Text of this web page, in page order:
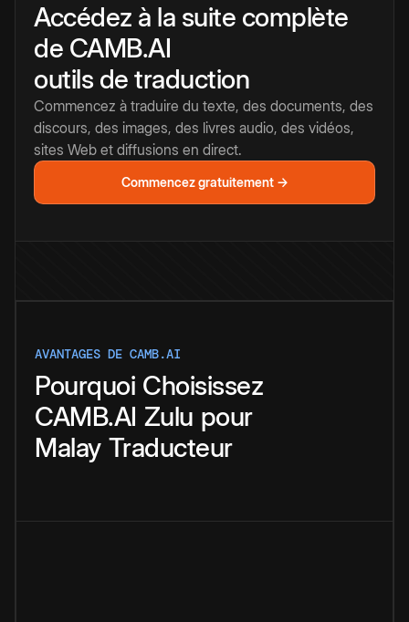
Accédez à la suite complète
de CAMB.AI
outils de traduction
Commencez à traduire du texte, des documents, des
discours, des images, des livres audio, des vidéos,
sites Web et diffusions en direct.
Commencez gratuitement →
AVANTAGES DE CAMB.AI
Pourquoi Choisissez
CAMB.AI Zulu pour
Malay Traducteur